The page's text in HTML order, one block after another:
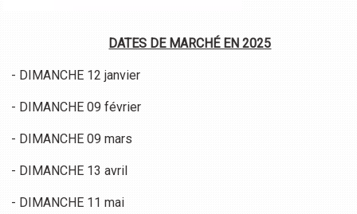
DATES DE MARCHÉ EN 2025
- DIMANCHE 12 janvier
- DIMANCHE 09 février
- DIMANCHE 09 mars
- DIMANCHE 13 avril
- DIMANCHE 11 mai